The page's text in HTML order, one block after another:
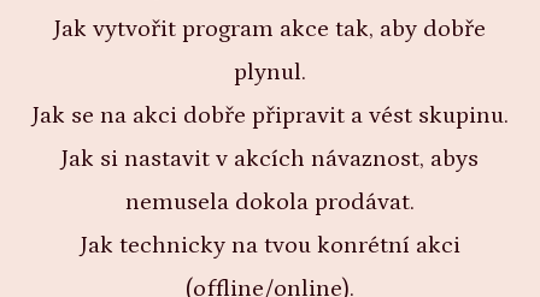
Jak vytvořit program akce tak, aby dobře
plynul.
Jak se na akci dobře připravit a vést skupinu.
Jak si nastavit v akcích návaznost, abys
nemusela dokola prodávat.
Jak technicky na tvou konrétní akci
(offline/online).